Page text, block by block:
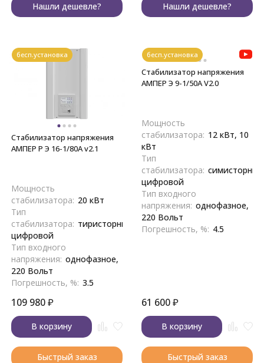
Нашли дешевле? Нашли дешевле?
бесп.установка
Стабилизатор напряжения
АМПЕР Р Э 16-1/80A v2.1
Мощность
стабилизатора: 20 кВт
Тип
стабилизатора: тиристорный,
цифровой
Тип входного
напряжения: однофазное,
220 Вольт
Погрешность, %: 3.5
109 980₽
В корзину
Быстрый заказ
бесп.установка
Стабилизатор напряжения
АМПЕР Э 9-1/50A V2.0
Мощность
стабилизатора: 12 кВт, 10
кВт
Тип
стабилизатора:
цифровой
Тип входного
напряжения: однофазное,
220 Вольт
Погрешность, %: 4.5
61 600₽
В корзину
Быстрый заказ